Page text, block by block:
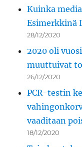
Kuinka
Esimerkkinä
28/12/2020
2020 oli
muuttuivat
26/12/2020
PCR-testin
vaaditaan
18/12/2020